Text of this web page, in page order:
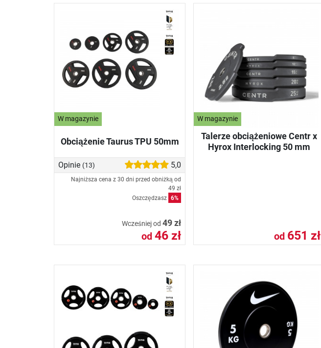
W magazynie
Obciążenie Taurus TPU 50mm
Opinie (13) 5,0
Najniższa cena z 30 dni przed obniżką od
49 zł
Oszczędzasz 6%
Wcześniej od 49 zł
od 46 zł
W magazynie
Talerze obciążeniowe Centr x
Hyrox Interlocking 50 mm
od 651 zł